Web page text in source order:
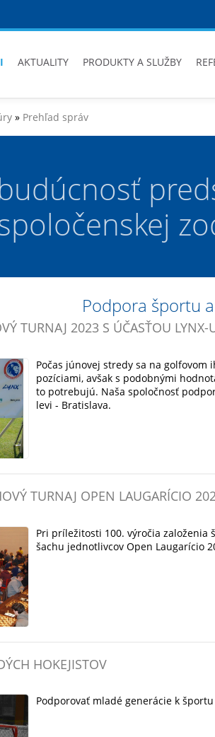
AKTUALITY PRODUKTY A SLUŽBY
» Prehľad správ
Podpora športu
TURNAJ 2023 S ÚČASŤOU LYNX-
Počas júnovej stredy sa na
pozíciami, avšak s podobnými
to potrebujú. Naša spoločnosť
levi - Bratislava.
TURNAJ OPEN LAUGARÍCIO
Pri príležitosti 100. výročia založenia
šachu jednotlivcov Open Laugarício
HOKEJISTOV
Podporovať mladé generácie k